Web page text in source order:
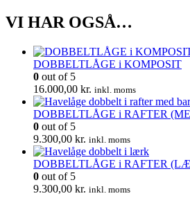
VI HAR OGSÅ…
DOBBELTLÅGE i KOMPOSIT
0 out of 5
16.000,00 kr. inkl. moms
DOBBELTLÅGE i RAFTER
0 out of 5
9.300,00 kr. inkl. moms
DOBBELTLÅGE i RAFTER
0 out of 5
9.300,00 kr. inkl. moms